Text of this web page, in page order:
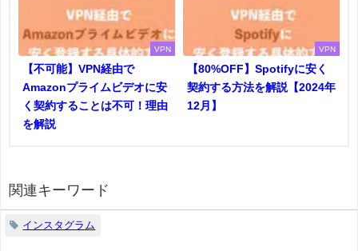
VPN
【不可能】VPN経由で
Amazonプライムビデオに安
く契約することは不可！理由
を解説
VPN
【80%OFF】Spotifyに安く
契約する方法を解説【2024年
12月】
関連キーワード
インスタグラム